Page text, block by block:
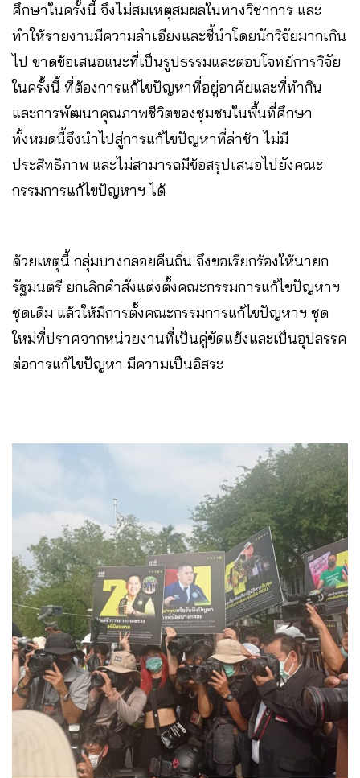
ศึกษาในครั้งนี้ จึงไม่สมเหตุสมผลในทางวิชาการ และ
ทำให้รายงานมีความลำเอียงและชี้นำโดยนักวิจัยมากเกิน
ไป ขาดข้อเสนอแนะที่เป็นรูปธรรมและตอบโจทย์การวิจัย
ในครั้งนี้ ที่ต้องการแก้ไขปัญหาที่อยู่อาศัยและที่ทำกิน
และการพัฒนาคุณภาพชีวิตของชุมชนในพื้นที่ศึกษา
ทั้งหมดนี้จึงนำไปสู่การแก้ไขปัญหาที่ล่าช้า ไม่มี
ประสิทธิภาพ และไม่สามารถมีข้อสรุปเสนอไปยังคณะ
กรรมการแก้ไขปัญหาฯ ได้
ด้วยเหตุนี้ กลุ่มบางกลอยคืนถิ่น จึงขอเรียกร้องให้นายก
รัฐมนตรี ยกเลิกคำสั่งแต่งตั้งคณะกรรมการแก้ไขปัญหาฯ
ชุดเดิม แล้วให้มีการตั้งคณะกรรมการแก้ไขปัญหาฯ ชุด
ใหม่ที่ปราศจากหน่วยงานที่เป็นคู่ขัดแย้งและเป็นอุปสรรค
ต่อการแก้ไขปัญหา มีความเป็นอิสระ